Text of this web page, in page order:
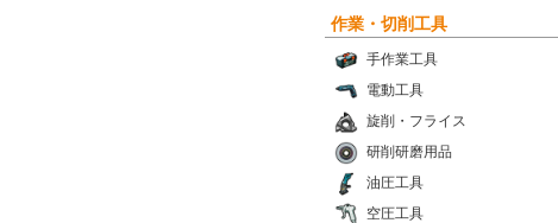
作業・切削工具
手作業工具
電動工具
旋削・フライス
研削研磨用品
油圧工具
空圧工具